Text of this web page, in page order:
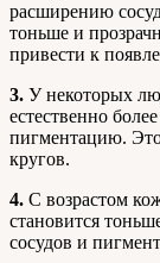
расширению
тоньше и
привести к
3. У некоторых
естественно
пигментацию.
кругов.
4. С возрастом
становится
сосудов и